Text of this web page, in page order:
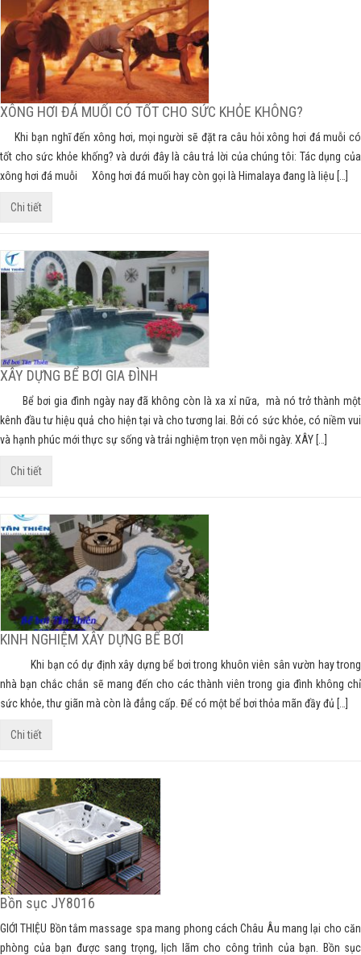
XÔNG HƠI ĐÁ MUỐI CÓ TỐT CHO SỨC KHỎE KHÔNG?
Khi bạn nghĩ đến xông hơi, mọi người sẽ đặt ra câu hỏi xông hơi đá muỗi có
tốt cho sức khỏe khống? và dưới đây là câu trả lời của chúng tôi: Tác dụng của
xông hơi đá muỗi Xông hơi đá muối hay còn gọi là Himalaya đang là liệu […]
Chi tiết
XÂY DỰNG BỂ BƠI GIA ĐÌNH
Bể bơi gia đình ngày nay đã không còn là xa xỉ nữa, mà nó trở thành một
kênh đầu tư hiệu quả cho hiện tại và cho tương lai. Bởi có sức khỏe, có niềm vui
và hạnh phúc mới thực sự sống và trải nghiệm trọn vẹn mỗi ngày. XÂY […]
Chi tiết
KINH NGHIỆM XÂY DỰNG BỂ BƠI
Khi bạn có dự định xây dựng bể bơi trong khuôn viên sân vườn hay trong
nhà bạn chắc chắn sẽ mang đến cho các thành viên trong gia đình không chỉ
sức khỏe, thư giãn mà còn là đẳng cấp. Để có một bể bơi thỏa mãn đầy đủ […]
Chi tiết
Bồn sục JY8016
GIỚI THIỆU Bồn tắm massage spa mang phong cách Châu Âu mang lại cho căn
phòng của bạn được sang trọng, lịch lãm cho công trình của bạn. Bồn sục